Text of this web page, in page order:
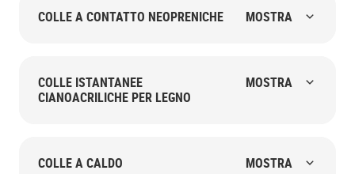
COLLE A CONTATTO NEOPRENICHE MOSTRA
COLLE ISTANTANEE
CIANOACRILICHE PER LEGNO
MOSTRA
COLLE A CALDO MOSTRA